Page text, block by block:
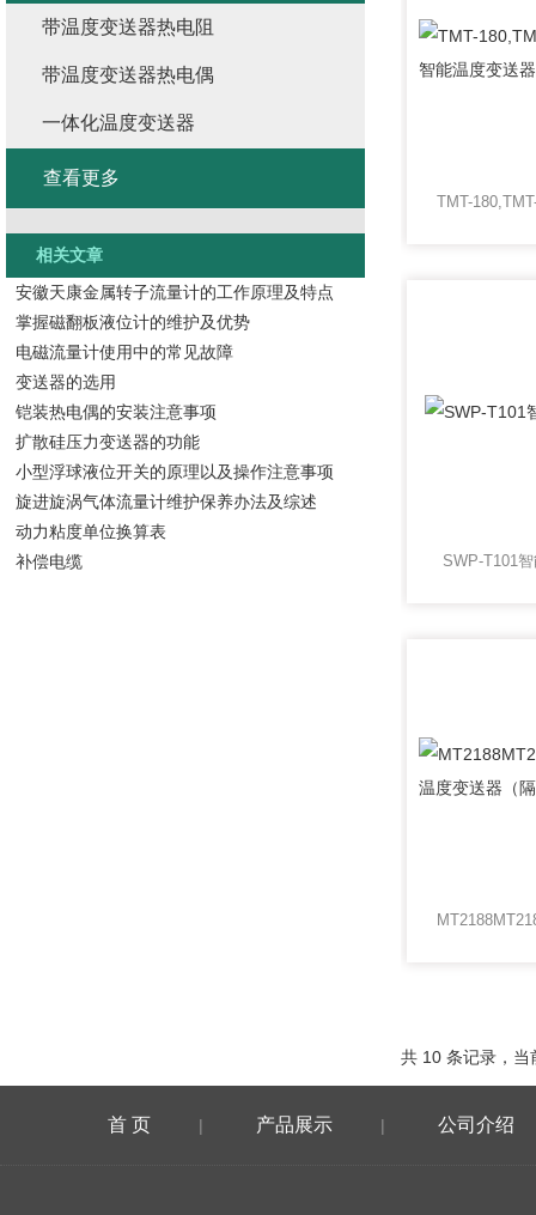
SWP-T101
共 10 条记录，
带温度变送器热电阻
带温度变送器热电偶
一体化温度变送器
查看更多
相关文章
安徽天康金属转子流量计的工作原理及特点
掌握磁翻板液位计的维护及优势
电磁流量计使用中的常见故障
变送器的选用
铠装热电偶的安装注意事项
扩散硅压力变送器的功能
小型浮球液位开关的原理以及操作注意事项
旋进旋涡气体流量计维护保养办法及综述
动力粘度单位换算表
补偿电缆
首 页 | 产品展示 | 公司介绍